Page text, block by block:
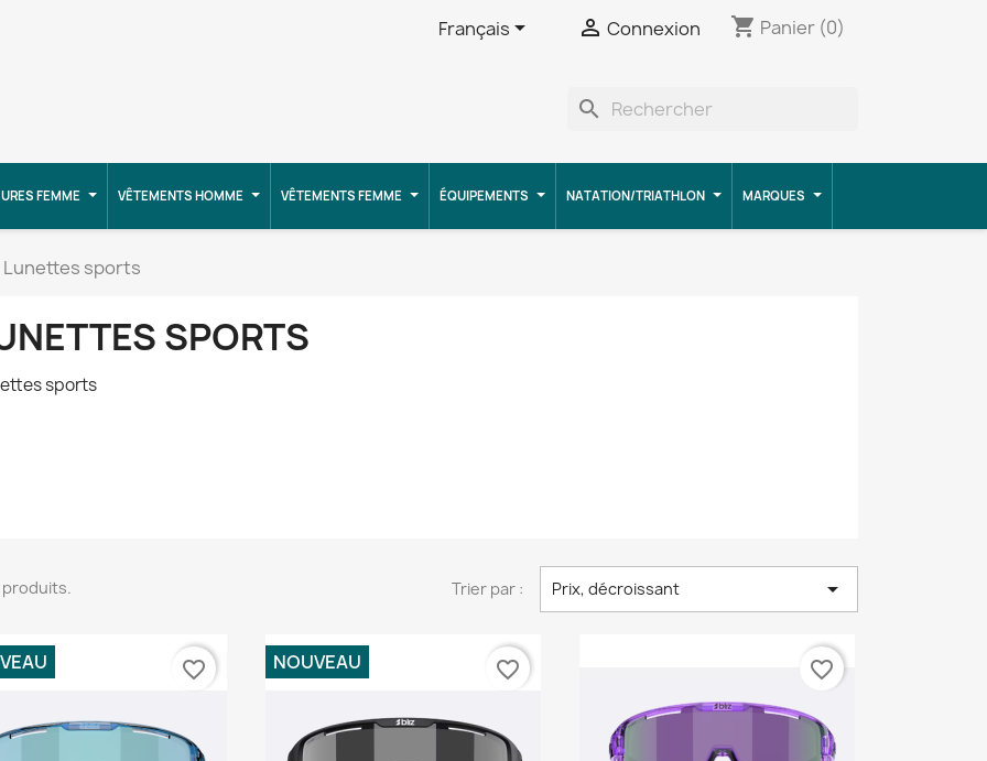
Français  Connexion shopping_cart Panier (0)
search
FEMME VÊTEMENTS HOMME VÊTEMENTS FEMME ÉQUIPEMENTS NATATION/TRIATHLON MARQUES
Lunettes sports
SPORTS
sports
produits. Trier par : Prix, décroissant 
favorite_border NOUVEAU favorite_border favorite_border